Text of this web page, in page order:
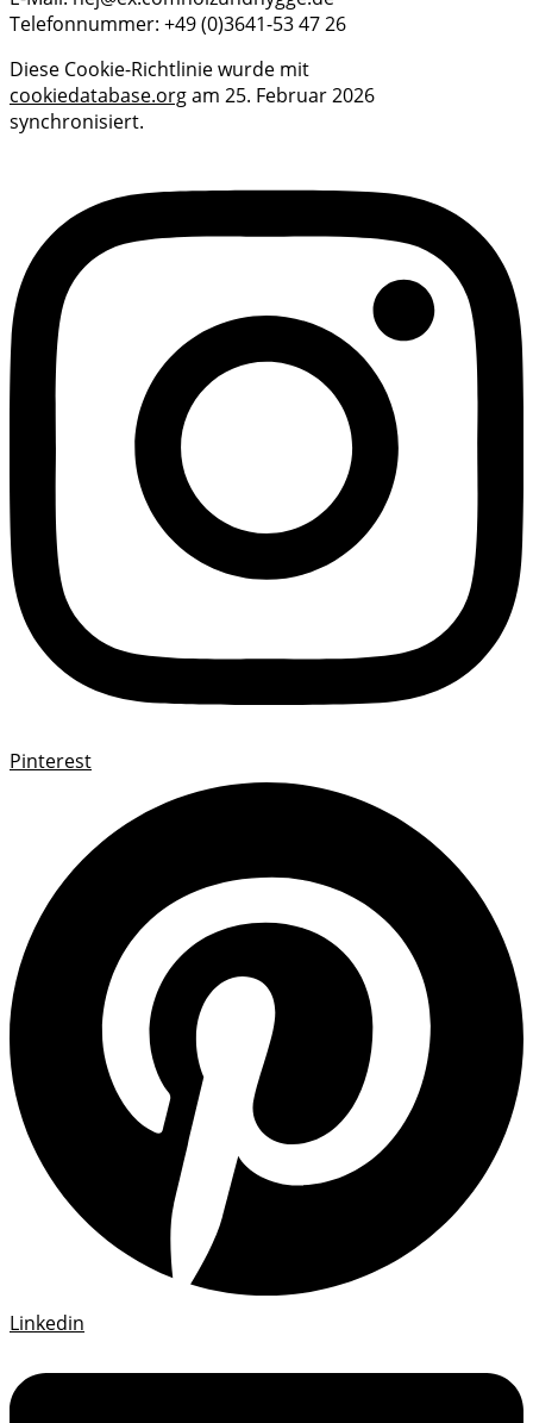
Telefonnummer: +49 (0)3641-53 47 26
Diese Cookie-Richtlinie wurde mit
cookiedatabase.orgam 25. Februar 2026
synchronisiert.
Pinterest
Linkedin